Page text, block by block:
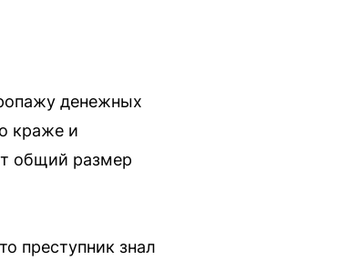
денежных
краже и
общий размер
преступник знал